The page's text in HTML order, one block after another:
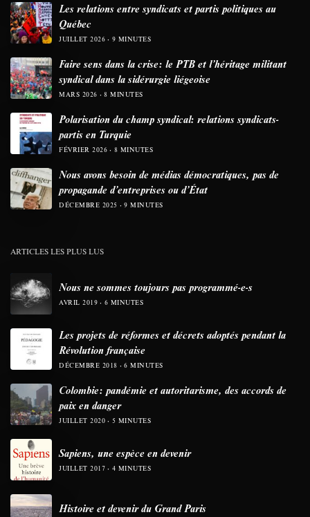
Les relations entre syndicats et partis politiques au
Québec
JUILLET 2026 9 MINUTES
Faire sens dans la crise: le PTB et l’héritage militant
syndical dans la sidérurgie liégeoise
MARS 2026 8 MINUTES
Polarisation du champ syndical: relations syndicats-
partis en Turquie
FÉVRIER 2026 8 MINUTES
Nous avons besoin de médias démocratiques, pas de
propagande d’entreprises ou d’État
DÉCEMBRE 2025 9 MINUTES
ARTICLES LES PLUS LUS
Nous ne sommes toujours pas programmé-e-s
AVRIL 2019 6 MINUTES
Les projets de réformes et décrets adoptés pendant la
Révolution française
DÉCEMBRE 2018 6 MINUTES
Colombie: pandémie et autoritarisme, des accords de
paix en danger
JUILLET 2020 5 MINUTES
Sapiens, une espèce en devenir
JUILLET 2017 4 MINUTES
Histoire et devenir du Grand Paris